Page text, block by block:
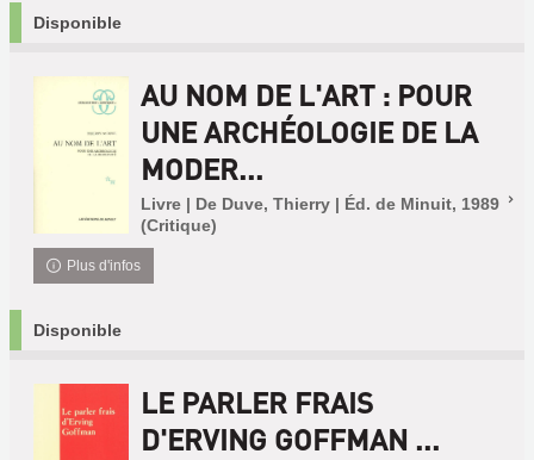
Disponible
AU NOM DE L'ART : POUR
UNE ARCHÉOLOGIE DE LA
MODER...
Livre | De Duve, Thierry | Éd. de Minuit, 1989
(Critique)
Plus d'infos
Disponible
LE PARLER FRAIS
D'ERVING GOFFMAN ...